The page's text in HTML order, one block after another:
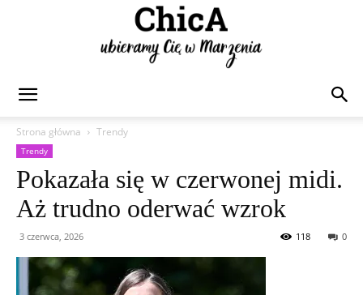
Strona główna
Trendy
Trendy
Pokazała się w czerwonej midi.
Aż trudno oderwać wzrok
3 czerwca, 2026 0
118